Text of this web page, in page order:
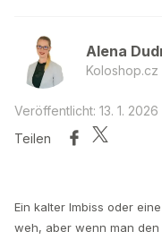
Alena
Koloshop.cz
Veröffentlicht: 13. 1. 2026
Teilen
Ein kalter Imbiss oder
weh, aber wenn man